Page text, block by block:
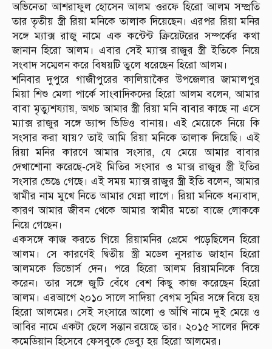
অভিনেতা আশরাফুল হোসেন আলম ওরফে হিরো আলম সম্প্রতি
তার তৃতীয় স্ত্রী রিয়া মনিকে তালাক দিয়েছেন। এরপর রিয়া মনির
সঙ্গে ম্যাক্স রাজু নামে এক কন্টেন্ট ক্রিয়েটরের সম্পর্কের কথা
জানান হিরো আলম। এবার সেই ম্যাক্স রাজুর স্ত্রী ইতিকে নিয়ে
সংবাদ সম্মেলন করে বিষয়টি তুলে ধরেছেন হিরো আলম।
শনিবার দুপুরে গাজীপুরের কালিয়াকৈর উপজেলার জামালপুর
মিয়া শিশু মেলা পার্কে সাংবাদিকদের হিরো আলম বলেন, আমার
বাবা মৃত্যুশয্যায়, অথচ আমার স্ত্রী রিয়া মনি বাবার কাছে না এসে
ম্যাক্স রাজুর সঙ্গে ড্যান্স ভিডিও বানায়। এই মেয়েকে নিয়ে কি
সংসার করা যায়? তাই আমি রিয়া মনিকে তালাক দিয়েছি। এই
রিয়া মনির কারণে আমার সংসার, যে মেয়ে আমার বাবার
দেখাশোনা করেছে-সেই মিতির সংসার ও মাক্স রাজুর স্ত্রী ইতির
সংসার ভেঙে গেছে। এই সময় ম্যাক্স রাজুর স্ত্রী ইতি বলেন, আমার
স্বামীর নাম মুখে নিতে আমার ঘেন্না লাগে। রিয়া মনিকে ধন্যবাদ,
কারণ আমার জীবন থেকে আমার স্বামীর মতো বাজে লোককে
নিয়ে গেছেন।
একসঙ্গে কাজ করতে গিয়ে রিয়ামনির প্রেমে পড়েছিলেন হিরো
আলম। সে কারণেই দ্বিতীয় স্ত্রী মডেল নুসরাত জাহান হিরো
আলমকে ডিভোর্স দেন। পরে হিরো আলম রিয়ামনিকে বিয়ে
করেন। তার সঙ্গে জুটি বেঁধে বেশ কিছু কাজ করেছেন হিরো
আলম। এরআগে ২০১০ সালে সাদিয়া বেগম সুমির সঙ্গে বিয়ে হয়
হিরো আলমের। সেই সংসারে আলো ও আঁখি নামে দুই মেয়ে ও
আবির নামে একটা ছেলে সন্তান রয়েছে তার। ২০১৫ সালের দিকে
কমেডিয়ান হিসেবে ফেসবুকে ডেব্যু হয় হিরো আলমের।